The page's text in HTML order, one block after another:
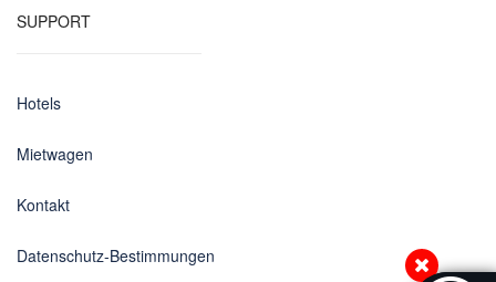
SUPPORT
Hotels
Mietwagen
Kontakt
Datenschutz-Bestimmungen